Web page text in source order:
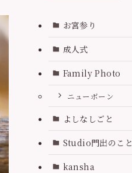
お宮参り
成人式
Family Photo
ニューボーン
よしなしごと
Studio門出のこと
kansha